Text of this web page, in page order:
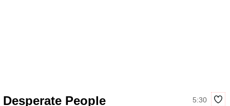
Desperate People 5:30